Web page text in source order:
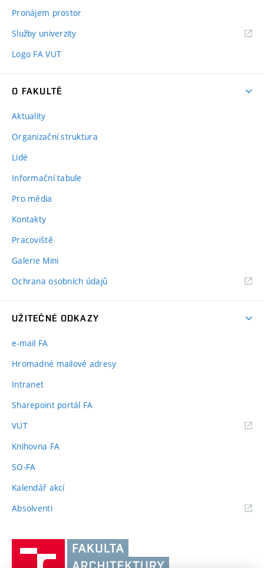
Pronájem prostor
Služby univerzity
Logo FA VUT
O FAKULTĚ
Aktuality
Organizační struktura
Lidé
Informační tabule
Pro média
Kontakty
Pracoviště
Galerie Mini
Ochrana osobních údajů
UŽITEČNÉ ODKAZY
e-mail FA
Hromadné mailové adresy
Intranet
Sharepoint portál FA
VUT(externí
Knihovna FA
SO-FA
Kalendář akcí
Absolventi(externí